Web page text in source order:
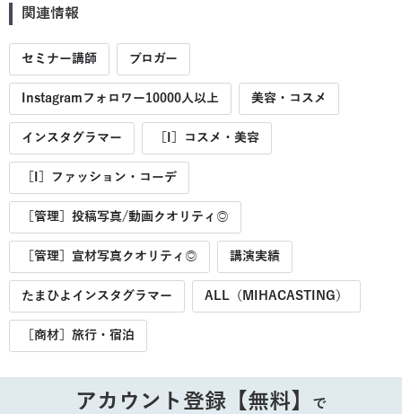
関連情報
セミナー講師 ブロガー
Instagramフォロワー10000人以上 美容・コスメ
インスタグラマー ［I］コスメ・美容
［I］ファッション・コーデ
［管理］投稿写真/動画クオリティ◎
［管理］宣材写真クオリティ◎ 講演実績
たまひよインスタグラマー ALL（MIHACASTING）
［商材］旅行・宿泊
アカウント登録【無料】 で